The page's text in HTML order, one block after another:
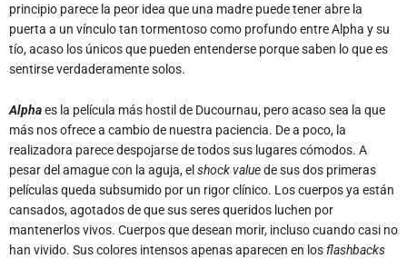
principio parece la peor idea que una madre puede tener abre la
puerta a un vínculo tan tormentoso como profundo entre Alpha y su
tío, acaso los únicos que pueden entenderse porque saben lo que es
sentirse verdaderamente solos.
Alphaes la película más hostil de Ducournau, pero acaso sea la que
más nos ofrece a cambio de nuestra paciencia. De a poco, la
realizadora parece despojarse de todos sus lugares cómodos. A
pesar del amague con la aguja, el shock valuede sus dos primeras
películas queda subsumido por un rigor clínico. Los cuerpos ya están
cansados, agotados de que sus seres queridos luchen por
mantenerlos vivos. Cuerpos que desean morir, incluso cuando casi no
han vivido. Sus colores intensos apenas aparecen en losflashbacks